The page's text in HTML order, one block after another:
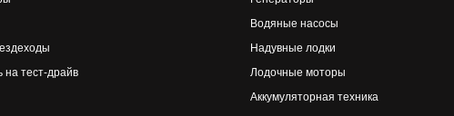
на тест-драйв
Водяные насосы
Надувные лодки
Лодочные моторы
Аккумуляторная техника